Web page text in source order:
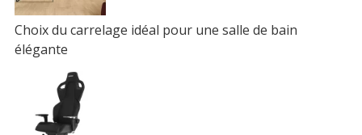
Choix du carrelage idéal pour une salle de bain
élégante